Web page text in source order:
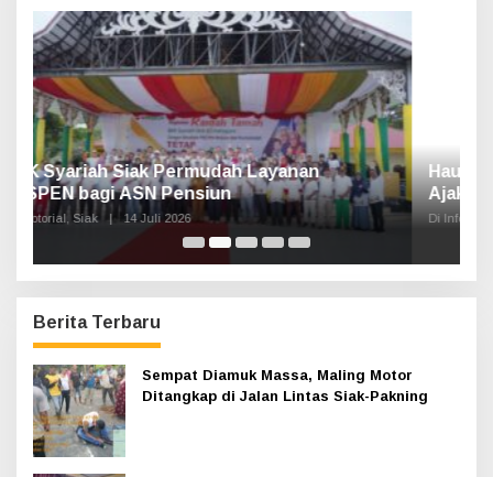
u
k
:
Haul Sultan Siak ke-60 Digelar, Bupati Afni
Ajak Masyarakat Lestarikan Sejarah
Kesultanan
Di Infotorial, Siak | 12 Juli 2026
Berita Terbaru
Sempat Diamuk Massa, Maling Motor
Ditangkap di Jalan Lintas Siak-Pakning